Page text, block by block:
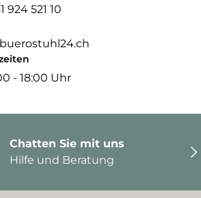
924 521 10
- 18:00 Uhr
Chatten Sie mit uns
Hilfe und Beratung